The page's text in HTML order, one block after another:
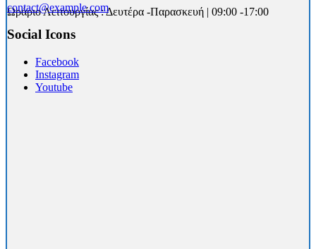
Ωράριο Λειτουργίας : Δευτέρα -Παρασκευή | 09:00 -17:00
contact@example.com
Social Icons
Facebook
Instagram
Youtube